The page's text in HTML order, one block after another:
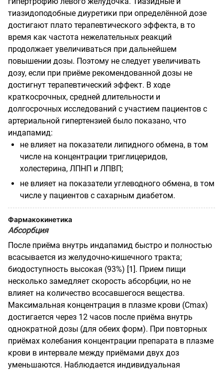
тиазидоподобные диуретики при определённой дозе
достигают плато терапевтического эффекта, в то
время как частота нежелательных реакций
продолжает увеличиваться при дальнейшем
повышении дозы. Поэтому не следует увеличивать
дозу, если при приёме рекомендованной дозы не
достигнут терапевтический эффект. В ходе
краткосрочных, средней длительности и
долгосрочных исследований с участием пациентов с
артериальной гипертензией было показано, что
индапамид:
не влияет на показатели липидного обмена, в том
числе на концентрации триглицеридов,
холестерина, ЛПНП и ЛПВП;
не влияет на показатели углеводного обмена, в том
числе у пациентов с сахарным диабетом.
Фармакокинетика
Абсорбция
После приёма внутрь индапамид быстро и полностью
всасывается из желудочно-кишечного тракта;
биодоступность высокая (93%) [1]. Прием пищи
несколько замедляет скорость абсорбции, но не
влияет на количество всосавшегося вещества.
Максимальная концентрация в плазме крови (Cmax)
достигается через 12 часов после приёма внутрь
однократной дозы (для обеих форм). При повторных
приёмах колебания концентрации препарата в плазме
крови в интервале между приёмами двух доз
уменьшаются. Наблюдается индивидуальная